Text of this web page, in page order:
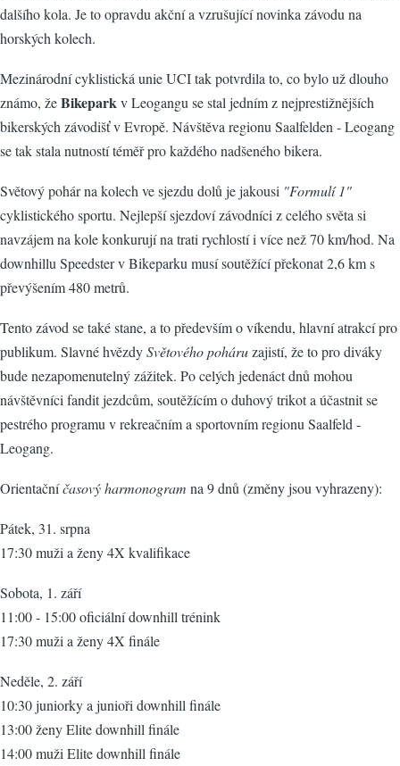
dalšího kola. Je to opravdu akční a vzrušující novinka závodu na
horských kolech.
Mezinárodní cyklistická unie UCI tak potvrdila to, co bylo už dlouho
známo, žeBikeparkv Leogangu se stal jedním z nejprestižnějších
bikerských závodišť v Evropě. Návštěva regionu Saalfelden - Leogang
se tak stala nutností téměř pro každého nadšeného bikera.
Světový pohár na kolech ve sjezdu dolů je jakousi "Formulí 1"
cyklistického sportu. Nejlepší sjezdoví závodníci z celého světa si
navzájem na kole konkurují na trati rychlostí i více než 70 km/hod. Na
downhillu Speedster v Bikeparku musí soutěžící překonat 2,6 km s
převýšením 480 metrů.
Tento závod se také stane, a to především o víkendu, hlavní atrakcí pro
publikum. Slavné hvězdySvětového poháruzajistí, že to pro diváky
bude nezapomenutelný zážitek. Po celých jedenáct dnů mohou
návštěvníci fandit jezdcům, soutěžícím o duhový trikot a účastnit se
pestrého programu v rekreačním a sportovním regionu Saalfeld -
Leogang.
Orientačníčasový harmonogram na 9 dnů (změny jsou vyhrazeny):
Pátek, 31. srpna
17:30 muži a ženy 4X kvalifikace
Sobota, 1. září
11:00 - 15:00 oficiální downhill trénink
17:30 muži a ženy 4X finále
Neděle, 2. září
10:30 juniorky a junioři downhill finále
13:00 ženy Elite downhill finále
14:00 muži Elite downhill finále